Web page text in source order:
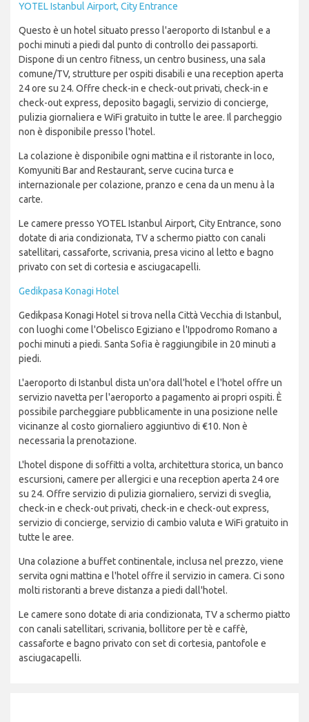
YOTEL Istanbul Airport, City Entrance
Questo è un hotel situato presso l'aeroporto di Istanbul e a
pochi minuti a piedi dal punto di controllo dei passaporti.
Dispone di un centro fitness, un centro business, una sala
comune/TV, strutture per ospiti disabili e una reception aperta
24 ore su 24. Offre check-in e check-out privati, check-in e
check-out express, deposito bagagli, servizio di concierge,
pulizia giornaliera e WiFi gratuito in tutte le aree. Il parcheggio
non è disponibile presso l'hotel.
La colazione è disponibile ogni mattina e il ristorante in loco,
Komyuniti Bar and Restaurant, serve cucina turca e
internazionale per colazione, pranzo e cena da un menu à la
carte.
Le camere presso YOTEL Istanbul Airport, City Entrance, sono
dotate di aria condizionata, TV a schermo piatto con canali
satellitari, cassaforte, scrivania, presa vicino al letto e bagno
privato con set di cortesia e asciugacapelli.
Gedikpasa Konagi Hotel
Gedikpasa Konagi Hotel si trova nella Città Vecchia di Istanbul,
con luoghi come l'Obelisco Egiziano e l'Ippodromo Romano a
pochi minuti a piedi. Santa Sofia è raggiungibile in 20 minuti a
piedi.
L'aeroporto di Istanbul dista un'ora dall'hotel e l'hotel offre un
servizio navetta per l'aeroporto a pagamento ai propri ospiti. È
possibile parcheggiare pubblicamente in una posizione nelle
vicinanze al costo giornaliero aggiuntivo di €10. Non è
necessaria la prenotazione.
L'hotel dispone di soffitti a volta, architettura storica, un banco
escursioni, camere per allergici e una reception aperta 24 ore
su 24. Offre servizio di pulizia giornaliero, servizi di sveglia,
check-in e check-out privati, check-in e check-out express,
servizio di concierge, servizio di cambio valuta e WiFi gratuito in
tutte le aree.
Una colazione a buffet continentale, inclusa nel prezzo, viene
servita ogni mattina e l'hotel offre il servizio in camera. Ci sono
molti ristoranti a breve distanza a piedi dall'hotel.
Le camere sono dotate di aria condizionata, TV a schermo piatto
con canali satellitari, scrivania, bollitore per tè e caffè,
cassaforte e bagno privato con set di cortesia, pantofole e
asciugacapelli.